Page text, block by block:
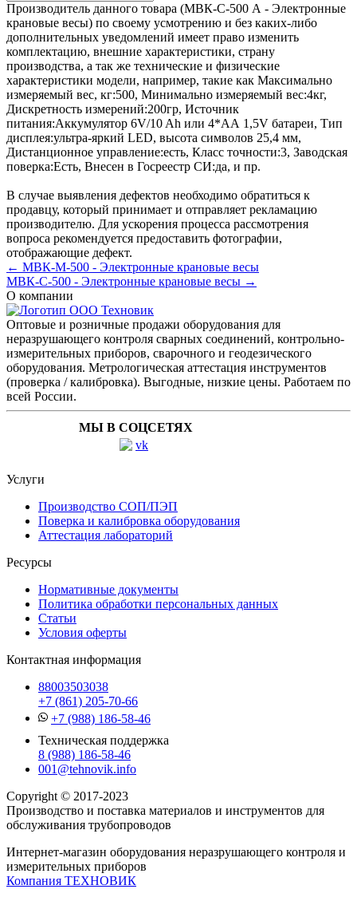
Производитель данного товара (МВК-С-500 А - Электронные
крановые весы) по своему усмотрению и без каких-либо
дополнительных уведомлений имеет право изменить
комплектацию, внешние характеристики, страну
производства, а так же технические и физические
характеристики модели, например, такие как Максимально
измеряемый вес, кг:500, Минимально измеряемый вес:4кг,
Дискретность измерений:200гр, Источник
питания:Аккумулятор 6V/10 Ah или 4*АА 1,5V батареи, Тип
дисплея:ультра-яркий LED, высота символов 25,4 мм,
Дистанционное управление:есть, Класс точности:3, Заводская
поверка:Есть, Внесен в Госреестр СИ:да, и пр.
В случае выявления дефектов необходимо обратиться к
продавцу, который принимает и отправляет рекламацию
производителю. Для ускорения процесса рассмотрения
вопроса рекомендуется предоставить фотографии,
отображающие дефект.
← МВК-М-500 - Электронные крановые весы
МВК-С-500 - Электронные крановые весы →
О компании
Оптовые и розничные продажи оборудования для
неразрушающего контроля сварных соединений, контрольно-
измерительных приборов, сварочного и геодезического
оборудования. Метрологическая аттестация инструментов
(проверка / калибровка). Выгодные, низкие цены. Работаем по
всей России.
МЫ В СОЦСЕТЯХ
Услуги
Производство СОП/ПЭП
Поверка и калибровка оборудования
Аттестация лабораторий
Ресурсы
Нормативные документы
Политика обработки персональных данных
Статьи
Условия оферты
Контактная информация
88003503038
+7 (861) 205-70-66
+7 (988) 186-58-46
Техническая поддержка
8 (988) 186-58-46
001@tehnovik.info
Copyright © 2017-2023
Производство и поставка материалов и инструментов для
обслуживания трубопроводов
Интернет-магазин оборудования неразрушающего контроля и
измерительных приборов
Компания ТЕХНОВИК